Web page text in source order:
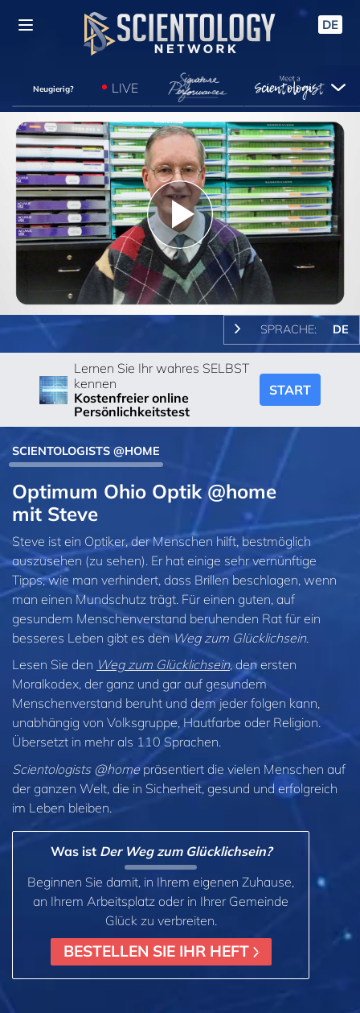
DE
Neugierig? LIVE
Play
Video
SPRACHE: DE
Lernen Sie Ihr wahres SELBST
kennen
Kostenfreier online
Persönlichkeitstest
START
SCIENTOLOGISTS @HOME
Optimum Ohio Optik @home
mit Steve
Steve ist ein Optiker, der Menschen hilft, bestmöglich
auszusehen (zu sehen). Er hat einige sehr vernünftige
Tipps, wie man verhindert, dass Brillen beschlagen, wenn
man einen Mundschutz trägt. Für einen guten, auf
gesundem Menschenverstand beruhenden Rat für ein
besseres Leben gibt es den Weg zum Glücklichsein.
Lesen Sie den Weg zum Glücklichsein, den ersten
Moralkodex, der ganz und gar auf gesundem
Menschenverstand beruht und dem jeder folgen kann,
unabhängig von Volksgruppe, Hautfarbe oder Religion.
Übersetzt in mehr als 110 Sprachen.
Scientologists @homepräsentiert die vielen Menschen auf
der ganzen Welt, die in Sicherheit, gesund und erfolgreich
im Leben bleiben.
Was ist Der Weg zum Glücklichsein?
Beginnen Sie damit, in Ihrem eigenen Zuhause,
an Ihrem Arbeitsplatz oder in Ihrer Gemeinde
Glück zu verbreiten.
BESTELLEN SIE IHR HEFT